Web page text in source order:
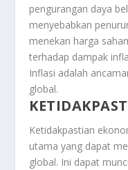
pengurangan daya
menyebabkan
menekan harga
terhadap dampak
Inflasi adalah
global.
Ketidakpastian
utama yang dapat
global. Ini dapat